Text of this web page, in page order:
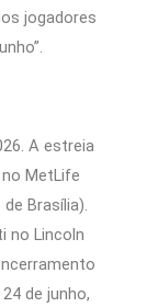
jogadores
A estreia
MetLife
Brasília).
no Lincoln
de junho,